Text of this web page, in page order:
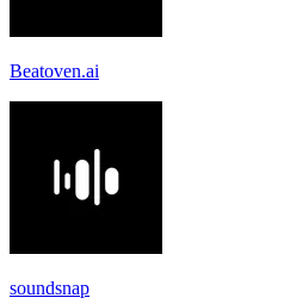
Beatoven.ai
soundsnap